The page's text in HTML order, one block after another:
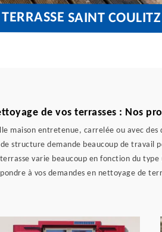
SAINT
de vos terrasses : Nos
maison entretenue, carrelée ou avec
structure demande beaucoup de
varie beaucoup en fonction du
à vos demandes en nettoyage de